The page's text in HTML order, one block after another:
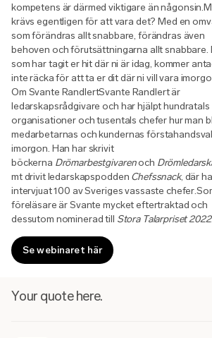
kompetens är därmed viktigare än
krävs egentligen för att vara det? Med en
som förändras allt snabbare, förändras även
behoven och förutsättningarna allt snabbare.
som har tagit er hit där ni är idag, kommer
inte räcka för att ta er dit där ni vill vara
Om Svante RandlertSvante Randlert är
ledarskapsrådgivare och har hjälpt hundratals
organisationer och tusentals chefer hur man
medarbetarnas och kundernas förstahandsval
imorgon. Han har skrivit
böckerna Drömarbestgivarenoch
mt drivit ledarskapspodden Chefssnack, där
intervjuat 100 av Sveriges vassaste
föreläsare är Svante mycket eftertraktad och
dessutom nominerad till Stora Talarpriset
Se webinaret här
Your quote here.